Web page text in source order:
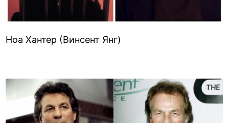
Ноа Хантер (Винсент Янг)